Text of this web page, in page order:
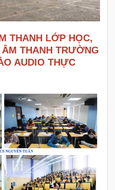
THANH LỚP HỌC,
THANH TRƯỜNG
AUDIO THỰC